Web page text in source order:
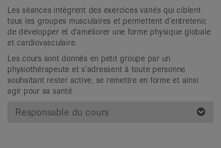
Les séances intègrent des exercices variés qui ciblent
tous les groupes musculaires et permettent d’entretenir,
de développer et d’améliorer une forme physique globale
et cardiovasculaire.
Les cours sont donnés en petit groupe par un
physiothérapeute et s’adressent à toute personne
souhaitant rester active, se remettre en forme et ainsi
agir pour sa santé
Responsable du cours